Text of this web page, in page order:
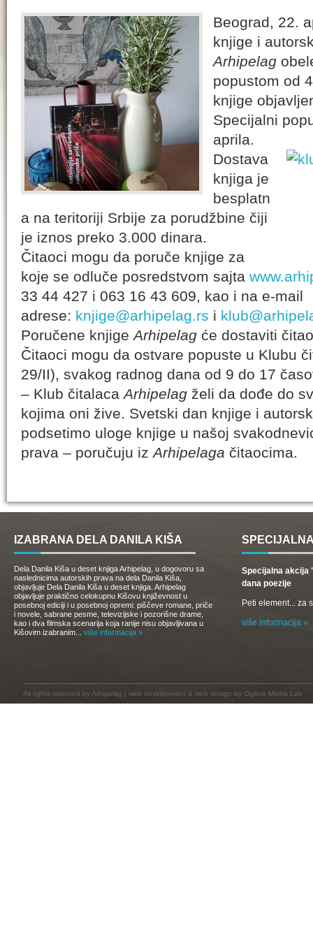
Beograd, 22.
knjige i
Arhipelag
popustom od
knjige
Specijalni
aprila.
Dostava
knjiga je
besplatn
a na teritoriji Srbije za porudžbine čiji
je iznos preko 3.000 dinara.
Čitaoci mogu da poruče knjige za
koje se odluče posredstvom sajta
33 44 427 i 063 16 43 609, kao i na e-mail
adrese: knjige@arhipelag.rs i
Poručene knjigeArhipelag će dostaviti
Čitaoci mogu da ostvare popuste u Klubu
29/II), svakog radnog dana od 9 do 17
– Klub čitalacaArhipelag želi da dođe do
kojima oni žive. Svetski dan knjige i
podsetimo uloge knjige u našoj
prava – poručuju izArhipelaga čitaocima.
IZABRANA DELA DANILA KIŠA
Dela Danila Kiša u deset knjiga Arhipelag, u dogovoru sa
naslednicima autorskih prava na dela Danila Kiša,
objavljuje Dela Danila Kiša u deset knjiga. Arhipelag
objavljuje praktično celokupnu Kišovu književnost u
posebnoj ediciji i u posebnoj opremi: piščeve romane, priče
i novele, sabrane pesme, televizijske i pozorišne drame,
kao i dva filmska scenarija koja ranije nisu objavljivana u
Kišovim izabranim... više informacija »
Specijalna akcija
dana poezije
Peti element... za
više informacija »
All rights reserved by Arhipelag | web development & web design by Ogitive Media Lab